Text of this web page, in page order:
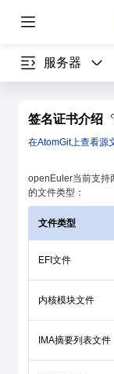
服务器
签名证书介绍
在AtomGit上查看源
openEuler当前支持
的文件类型：
文件类型
EFI文件
内核模块文件
IMA摘要列表文件